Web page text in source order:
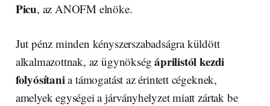
Picu, az ANOFM elnöke.
Jut pénz minden kényszerszabadságra küldött
alkalmazottnak, az ügynökségáprilistól kezdi
folyósítania támogatást az érintett cégeknek,
amelyek egységei a járványhelyzet miatt zártak be